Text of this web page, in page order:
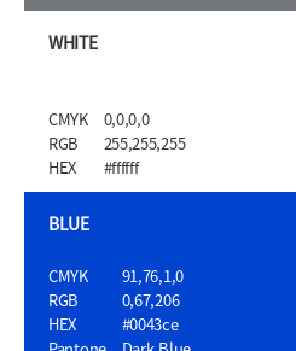
WHITE
CMYK
RGB
HEX
0,0,0,0
255,255,255
#ffffff
BLUE
CMYK
RGB
HEX
91,76,1,0
0,67,206
#0043ce